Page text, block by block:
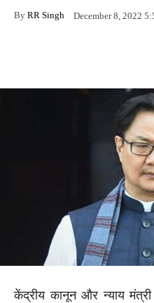
By RR Singh December 8, 2022
केंद्रीय कानून और न्याय